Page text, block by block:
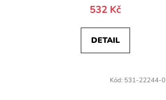
532 Kč
DETAIL
Kód: 531-22244-0